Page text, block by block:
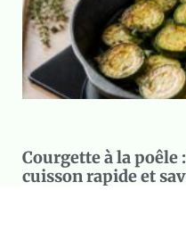
Courgette à la poêle
cuisson rapide et